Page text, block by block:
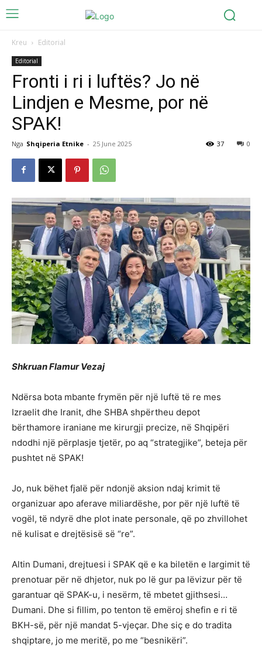
Kreu Editorial
Editorial
Fronti i ri i luftës? Jo në
Lindjen e Mesme, por në
SPAK!
Nga Shqiperia Etnike - 25 June 2025 0
37
Shkruan Flamur Vezaj
Ndërsa bota mbante frymën për një luftë të re mes
Izraelit dhe Iranit, dhe SHBA shpërtheu depot
bërthamore iraniane me kirurgji precize, në Shqipëri
ndodhi një përplasje tjetër, po aq “strategjike”, beteja për
pushtet në SPAK!
Jo, nuk bëhet fjalë për ndonjë aksion ndaj krimit të
organizuar apo aferave miliardëshe, por për një luftë të
vogël, të ndyrë dhe plot inate personale, që po zhvillohet
në kulisat e drejtësisë së “re”.
Altin Dumani, drejtuesi i SPAK që e ka biletën e largimit të
prenotuar për në dhjetor, nuk po lë gur pa lëvizur për të
garantuar që SPAK-u, i nesërm, të mbetet gjithsesi…
Dumani. Dhe si fillim, po tenton të emëroj shefin e ri të
BKH-së, për një mandat 5-vjeçar. Dhe siç e do tradita
shqiptare, jo me meritë, po me “besnikëri”.